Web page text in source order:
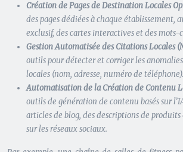
Création de Pages de Destination Locales
des pages dédiées à chaque établissement,
exclusif, des cartes interactives et des mots-
Gestion Automatisée des Citations Locales
outils pour détecter et corriger les
locales (nom, adresse, numéro de téléphone).
Automatisation de la Création de Contenu
outils de génération de contenu basés sur
articles de blog, des descriptions de
sur les réseaux sociaux.